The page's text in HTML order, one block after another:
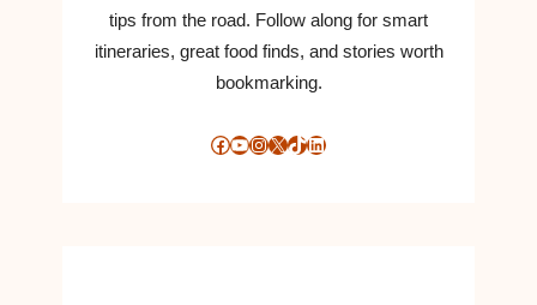
tips from the road. Follow along for smart
itineraries, great food finds, and stories worth
bookmarking.
Facebook YouTube InstagramX TikTok LinkedIn